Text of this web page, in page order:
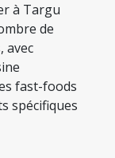
à Targu
de
avec
fast-foods
spécifiques